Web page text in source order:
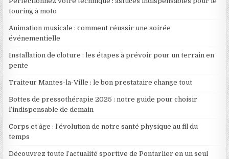
touring à moto
Animation musicale : comment réussir une soirée
événementielle
Installation de cloture : les étapes à prévoir pour un terrain en
pente
Traiteur Mantes-la-Ville : le bon prestataire change tout
Bottes de pressothérapie 2025 : notre guide pour choisir
l’indispensable de demain
Corps et âge : l’évolution de notre santé physique au fil du
temps
Découvrez toute l’actualité sportive de Pontarlier en un seul